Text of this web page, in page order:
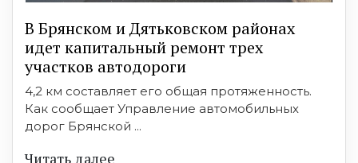
В Брянском и Дятьковском районах
идет капитальный ремонт трех
участков автодороги
4,2 км составляет его общая протяженность.
Как сообщает Управление автомобильных
дорог Брянской ...
Читать далее